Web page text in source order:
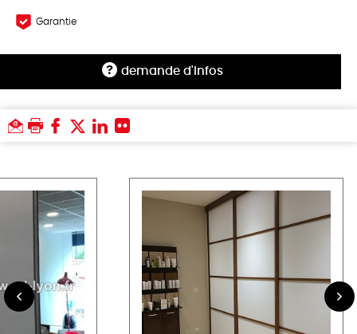
Garantie
demande d'infos